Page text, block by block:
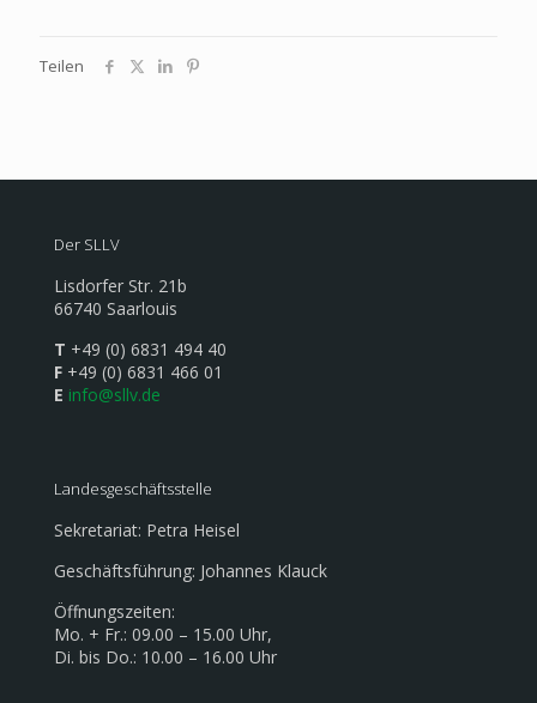
Teilen
Der SLLV
Lisdorfer Str. 21b
66740 Saarlouis
T +49 (0) 6831 494 40
F +49 (0) 6831 466 01
E info@sllv.de
Landesgeschäftsstelle
Sekretariat: Petra Heisel
Geschäftsführung: Johannes Klauck
Öffnungszeiten:
Mo. + Fr.: 09.00 – 15.00 Uhr,
Di. bis Do.: 10.00 – 16.00 Uhr